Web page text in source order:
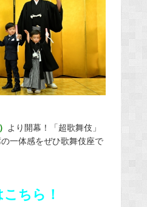
より開幕！「超歌舞伎」
一体感をぜひ歌舞伎座で
ちら！